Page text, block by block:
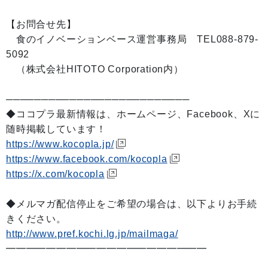
【お問合せ先】
食のイノベーションベース運営事務局 TEL088-879-
5092
（株式会社HITOTO Corporation内）
──────────────────────────
◆ココプラ最新情報は、ホームページ、Facebook、Xに
随時掲載しています！
https://www.kocopla.jp/
https://www.facebook.com/kocopla
https://x.com/kocopla
◆メルマガ配信停止をご希望の場合は、以下よりお手続
きください。
http://www.pref.kochi.lg.jp/mailmaga/
━━━━━━━━━━━━━━━━━━━━